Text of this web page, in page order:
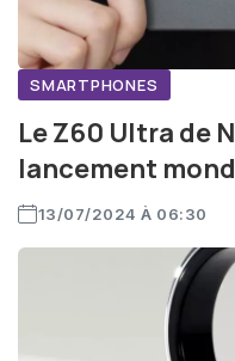
SMARTPHONES
Le Z60 Ultra de
lancement
13/07/2024 À 06:30